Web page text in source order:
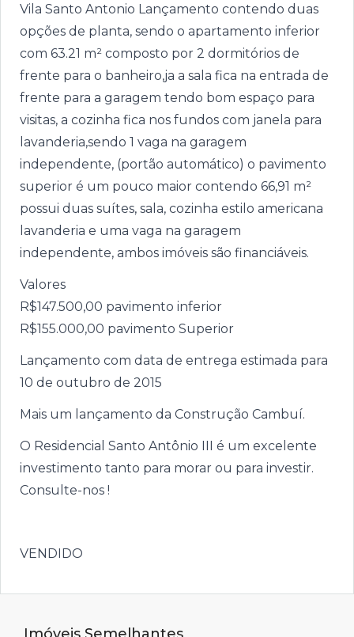
Vila Santo Antonio Lançamento contendo duas
opções de planta, sendo o apartamento inferior
com 63.21 m² composto por 2 dormitórios de
frente para o banheiro,ja a sala fica na entrada de
frente para a garagem tendo bom espaço para
visitas, a cozinha fica nos fundos com janela para
lavanderia,sendo 1 vaga na garagem
independente, (portão automático) o pavimento
superior é um pouco maior contendo 66,91 m²
possui duas suítes, sala, cozinha estilo americana
lavanderia e uma vaga na garagem
independente, ambos imóveis são financiáveis.
Valores
R$147.500,00 pavimento inferior
R$155.000,00 pavimento Superior
Lançamento com data de entrega estimada para
10 de outubro de 2015
Mais um lançamento da Construção Cambuí.
O Residencial Santo Antônio III é um excelente
investimento tanto para morar ou para investir.
Consulte-nos !
VENDIDO